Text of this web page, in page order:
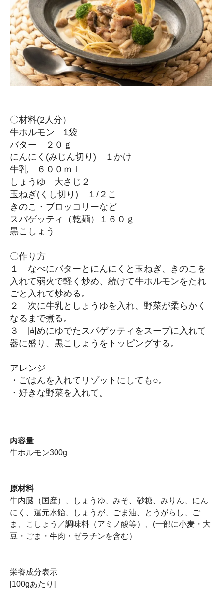
〇材料(2人分）
牛ホルモン 1袋
バター ２０ｇ
にんにく(みじん切り) １かけ
牛乳 ６００ｍｌ
しょうゆ 大さじ２
玉ねぎ(くし切り) １/２こ
きのこ・ブロッコリーなど
スパゲッティ（乾麺）１６０ｇ
黒こしょう
〇作り方
１ なべにバターとにんにくと玉ねぎ、きのこを
入れて弱火で軽く炒め、続けて牛ホルモンをたれ
ごと入れて炒める。
２ 次に牛乳としょうゆを入れ、野菜が柔らかく
なるまで煮る。
３ 固めにゆでたスパゲッティをスープに入れて
器に盛り、黒こしょうをトッピングする。
アレンジ
・ごはんを入れてリゾットにしても○。
・好きな野菜を入れて。
内容量
牛ホルモン300g
原材料
牛内臓（国産）、しょうゆ、みそ、砂糖、みりん、にん
にく、還元水飴、しょうが、ごま油、とうがらし、ご
ま、こしょう／調味料（アミノ酸等）、(一部に小麦・大
豆・ごま・牛肉・ゼラチンを含む）
栄養成分表示
[100gあたり]